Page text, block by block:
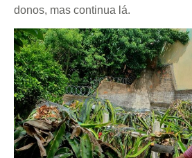
donos, mas continua lá.